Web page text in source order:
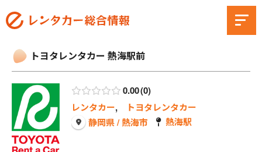
トヨタレンタカー 熱海駅前
0.00 0
レンタカー,
トヨタレンタカー
静岡県 / 熱海市
熱海駅